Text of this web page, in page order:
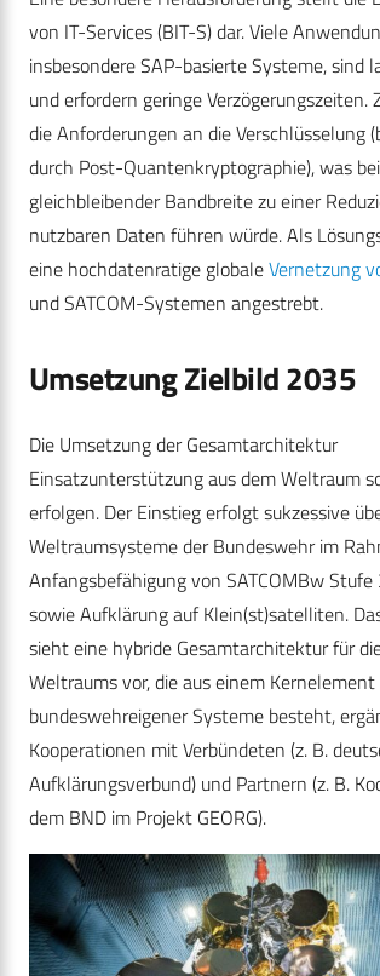
von IT-Services (BIT-S) dar. Viele
insbesondere SAP-basierte Systeme, sind
und erfordern geringe Verzögerungszeiten.
die Anforderungen an die Verschlüsselung
durch Post-Quantenkryptographie), was bei
gleichbleibender Bandbreite zu einer
nutzbaren Daten führen würde. Als
eine hochdatenratige globaleVernetzung
und SATCOM-Systemen angestrebt.
Umsetzung Zielbild 2035
Die Umsetzung der Gesamtarchitektur
Einsatzunterstützung aus dem Weltraum
erfolgen. Der Einstieg erfolgt sukzessive
Weltraumsysteme der Bundeswehr im
Anfangsbefähigung von SATCOMBw Stufe
sowie Aufklärung auf Klein(st)satelliten.
sieht eine hybride Gesamtarchitektur für
Weltraums vor, die aus einem Kernelement
bundeswehreigener Systeme besteht,
Kooperationen mit Verbündeten (z. B.
Aufklärungsverbund) und Partnern (z. B.
dem BND im Projekt GEORG).